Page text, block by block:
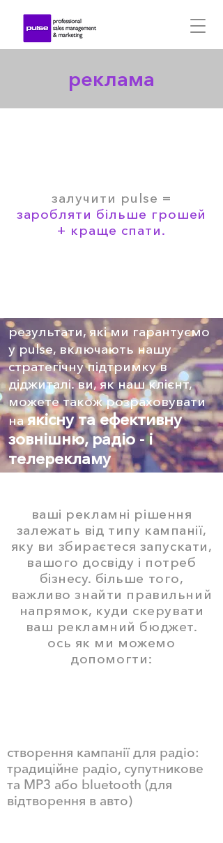
реклама
залучити pulse =
заробляти більше грошей
+ краще спати.
результати, які ми гарантуємо
у pulse, включають нашу
стратегічну підтримку в
діджиталі. ви, як наш клієнт,
можете також розраховувати
наякісну та ефективну
зовнішню, радіо - і
телерекламу
ваші рекламні рішення
залежать від типу кампанії,
яку ви збираєтеся запускати,
вашого досвіду і потреб
бізнесу. більше того,
важливо знайти правильний
напрямок, куди скерувати
ваш рекламний бюджет.
ось як ми можемо
допомогти:
створення кампанії для радіо:
традиційне радіо, супутникове
та MP3 або bluetooth (для
відтворення в авто)